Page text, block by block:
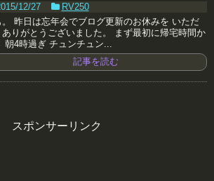
12/27
RV250
。 昨日は忘年会でブログ更新のお休みを いただ
ありがとうございました。 まず最初に帰宅時間か
朝4時過ぎ チュンチュン...
記事を読む
スポンサーリンク